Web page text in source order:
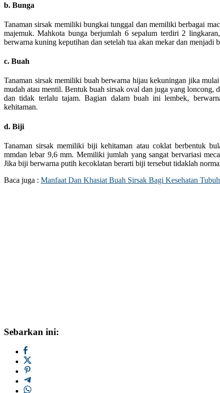
b. Bunga
Tanaman sirsak memiliki bungkai tunggal dan memiliki berbagai
majemuk. Mahkota bunga berjumlah 6 sepalum terdiri 2
berwarna kuning keputihan dan setelah tua akan mekar dan menjadi
c. Buah
Tanaman sirsak memiliki buah berwarna hijau kekuningan jika
mudah atau mentil. Bentuk buah sirsak oval dan juga yang loncong,
dan tidak terlalu tajam. Bagian dalam buah ini lembek,
kehitaman.
d. Biji
Tanaman sirsak memiliki biji kehitaman atau coklat berbentuk
mmdan lebar 9,6 mm. Memiliki jumlah yang sangat bervariasi
Jika biji berwarna putih kecoklatan berarti biji tersebut tidaklah
Baca juga : Manfaat Dan Khasiat Buah Sirsak Bagi Kesehatan Tubuh
Sebarkan ini: